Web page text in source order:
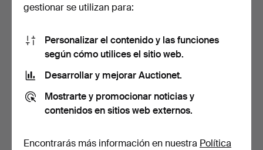
vidrio/metal, contemporá…
cristal/metal.
6 días
gestionar se utilizan para:
Personalizar el contenido y las funciones
según cómo utilices el sitio web.
Desarrollar y mejorar Auctionet.
Mostrarte y promocionar noticias y
contenidos en sitios web externos.
Encontrarás más información en nuestra Política